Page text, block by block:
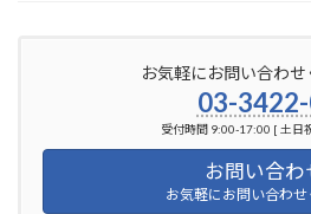
お気軽にお問い合わせ
03-
受付時間 9:00-17:00 [ 土日
お問い合わ
お気軽にお問い合わ